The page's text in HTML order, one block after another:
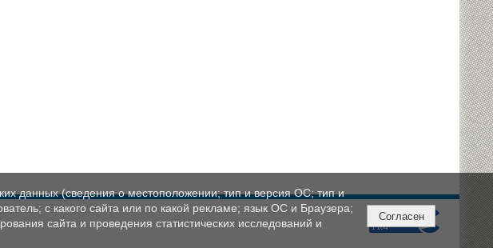
данных (сведения о местоположении; тип и версия ОС; тип и
с какого сайта или по какой рекламе; язык ОС и Браузера;
сайта и проведения статистических исследований и
Согласен